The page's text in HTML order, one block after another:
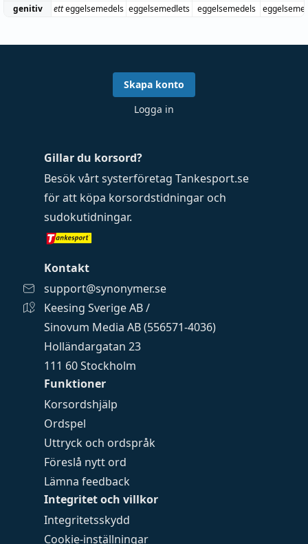
genitiv
etteggelsemedels eggelsemedlets eggelsemedels
Funktioner
Korsordshjälp
Ordspel
Uttryck och ordspråk
Föreslå nytt ord
Lämna feedback
Integritet och villkor
Integritetsskydd
Cookie-inställningar
Gillar du korsord?
Besök vårt systerföretag Tankesport.se
för att köpa korsordstidningar och
sudokutidningar.
Kontakt
support@synonymer.se
Keesing Sverige AB /
Sinovum Media AB (556571-4036)
Holländargatan 23
111 60 Stockholm
Skapa konto
Logga in